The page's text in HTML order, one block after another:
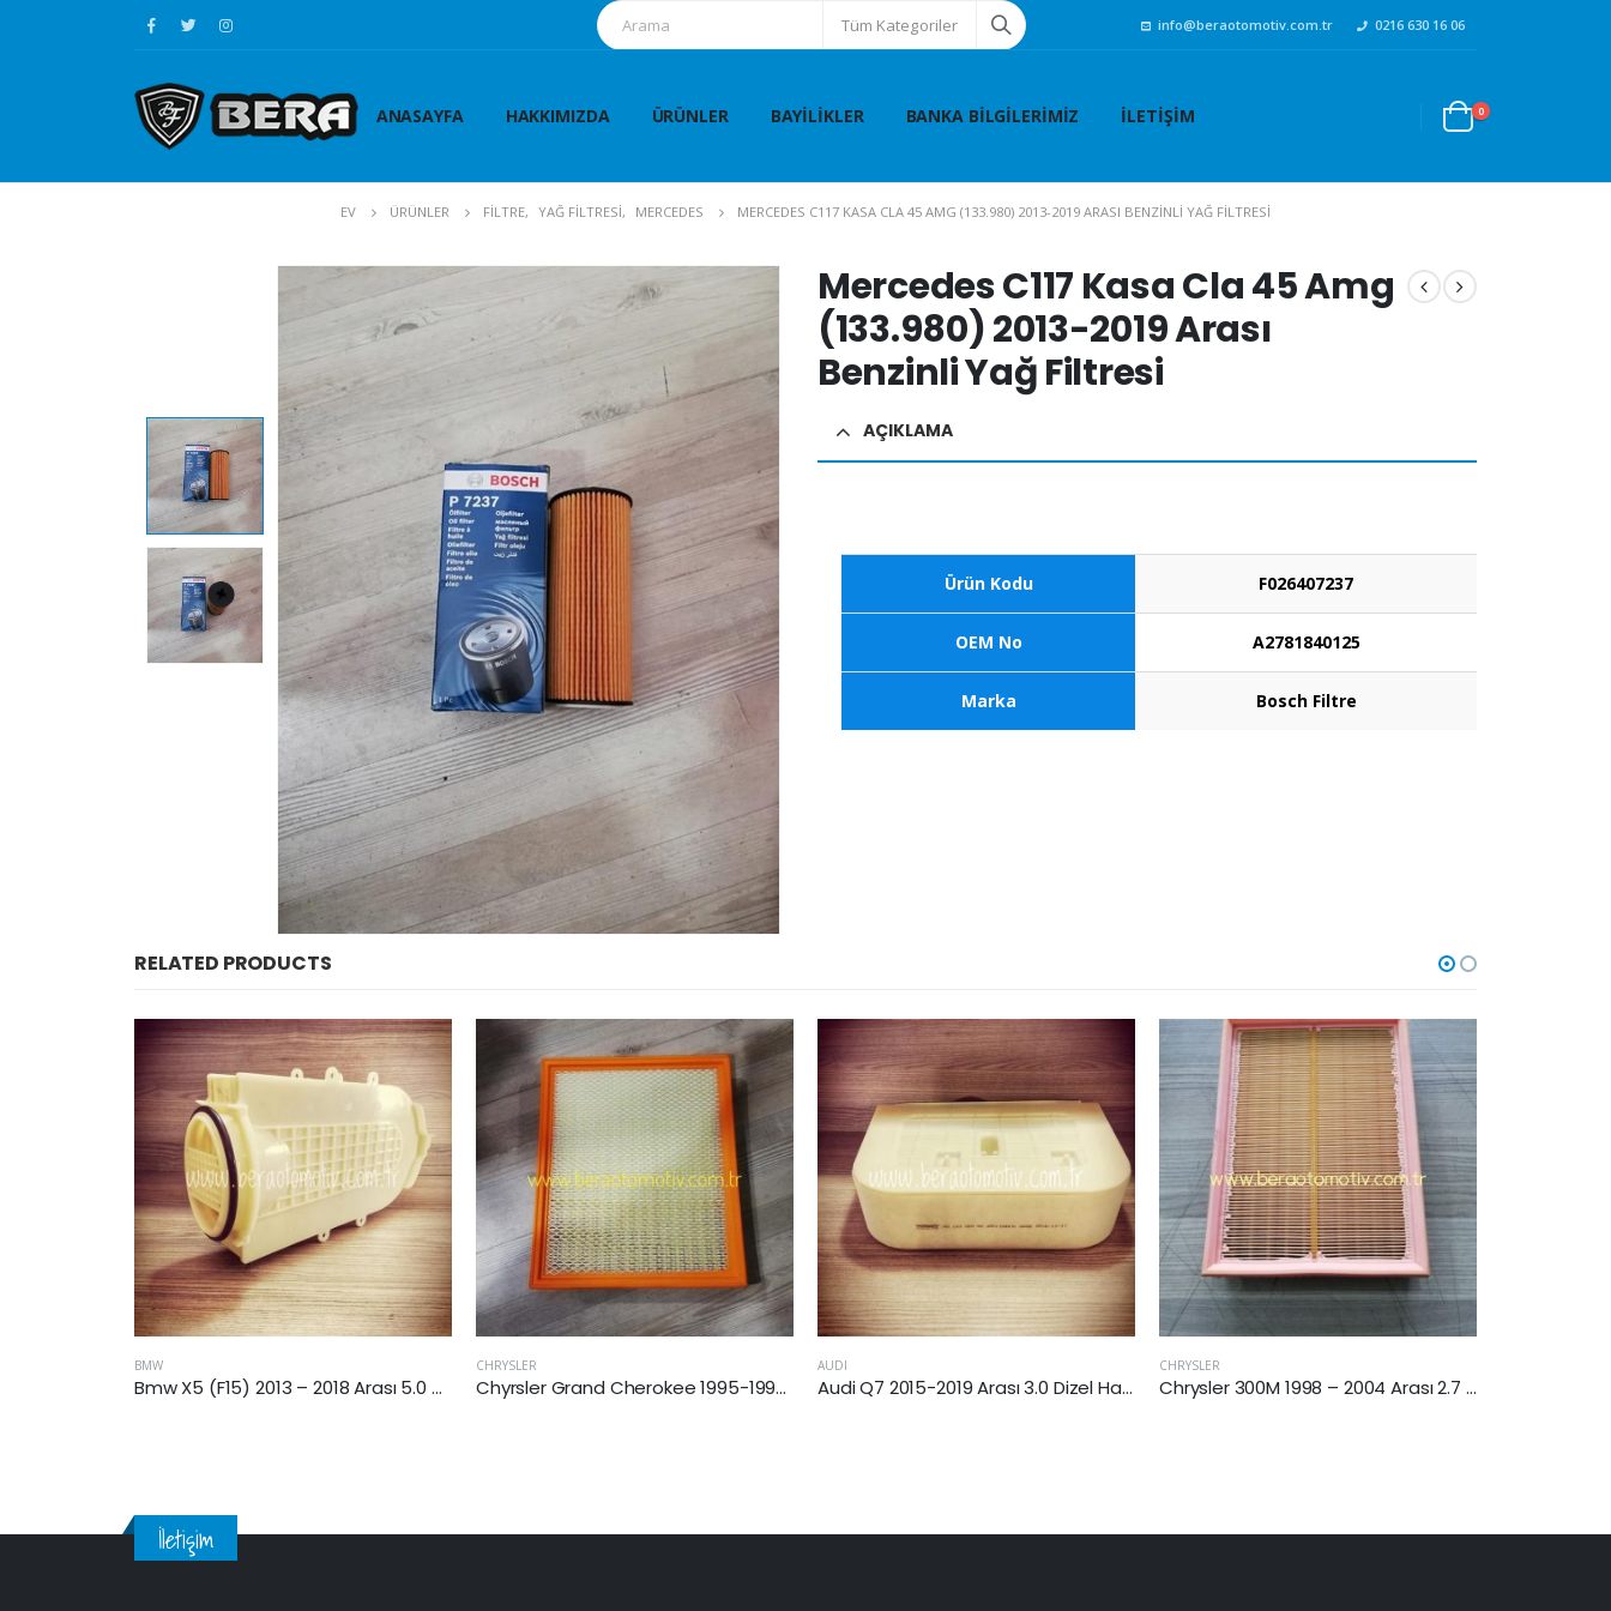
Tüm Kategoriler info@beraotomotiv.com.tr 0216 630 16 06
ANASAYFA HAKKIMIZDA ÜRÜNLER BAYILIKLER BANKA BILGILERIMIZ İLETIŞIM 0
EV ÜRÜNLER FİLTRE, YAĞ FİLTRESİ, MERCEDES MERCEDES C117 KASA CLA 45 AMG (133.980) 2013-2019 ARASI BENZINLI YAĞ FILTRESI
Mercedes C117 Kasa Cla 45 Amg
(133.980) 2013-2019 Arası
Benzinli Yağ Filtresi
AÇIKLAMA
Ürün Kodu F026407237
OEM No A2781840125
Marka Bosch Filtre
RELATED PRODUCTS
CHRYSLER
Chyrsler Grand Cherokee 1995-1999 4.0 Benzinli Hava Filtresi
AUDI
Audi Q7 2015-2019 Arası 3.0 Dizel Hava Filtresi
CHRYSLER
Chrysler 300M 1998 – 2004 Arası 2.7 Benzinli Hava Filtresi
CHEVROLET
Chevrolet Epica 2006 Sonrası 2.0 Benzinli Hava Filtresi
İletişim